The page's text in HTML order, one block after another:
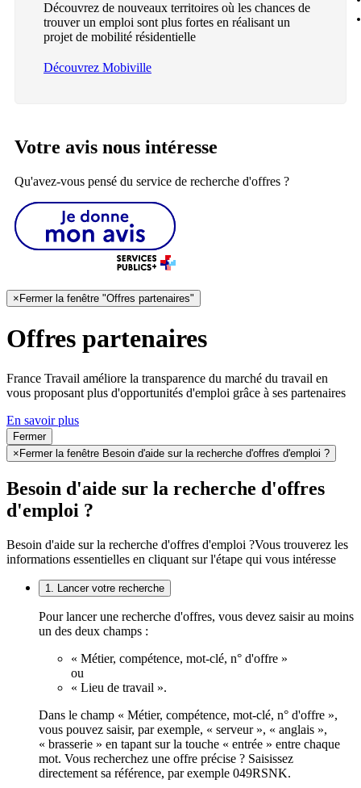
Découvrez de nouveaux territoires où les chances de
trouver un emploi sont plus fortes en réalisant un
projet de mobilité résidentielle
Découvrez Mobiville
Votre avis nous intéresse
Qu'avez-vous pensé du service de recherche d'offres ?
× Fermer la fenêtre "Offres partenaires"
Offres partenaires
France Travail améliore la transparence du marché du travail en
vous proposant plus d'opportunités d'emploi grâce à ses partenaires
En savoir plus
Fermer
× Fermer la fenêtre Besoin d'aide sur la recherche d'offres d'emploi ?
Besoin d'aide sur la recherche d'offres
d'emploi ?
Besoin d'aide sur la recherche d'offres d'emploi ?Vous trouverez les
informations essentielles en cliquant sur l'étape qui vous intéresse
1. Lancer votre recherche
Pour lancer une recherche d'offres, vous devez saisir au moins
un des deux champs :
« Métier, compétence, mot-clé, n° d'offre »
ou
« Lieu de travail ».
Dans le champ « Métier, compétence, mot-clé, n° d'offre »,
vous pouvez saisir, par exemple, « serveur », « anglais »,
« brasserie » en tapant sur la touche « entrée » entre chaque
mot. Vous recherchez une offre précise ? Saisissez
directement sa référence, par exemple 049RSNK.